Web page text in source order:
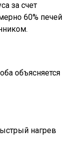
за счет
60% печей
объясняется
нагрев